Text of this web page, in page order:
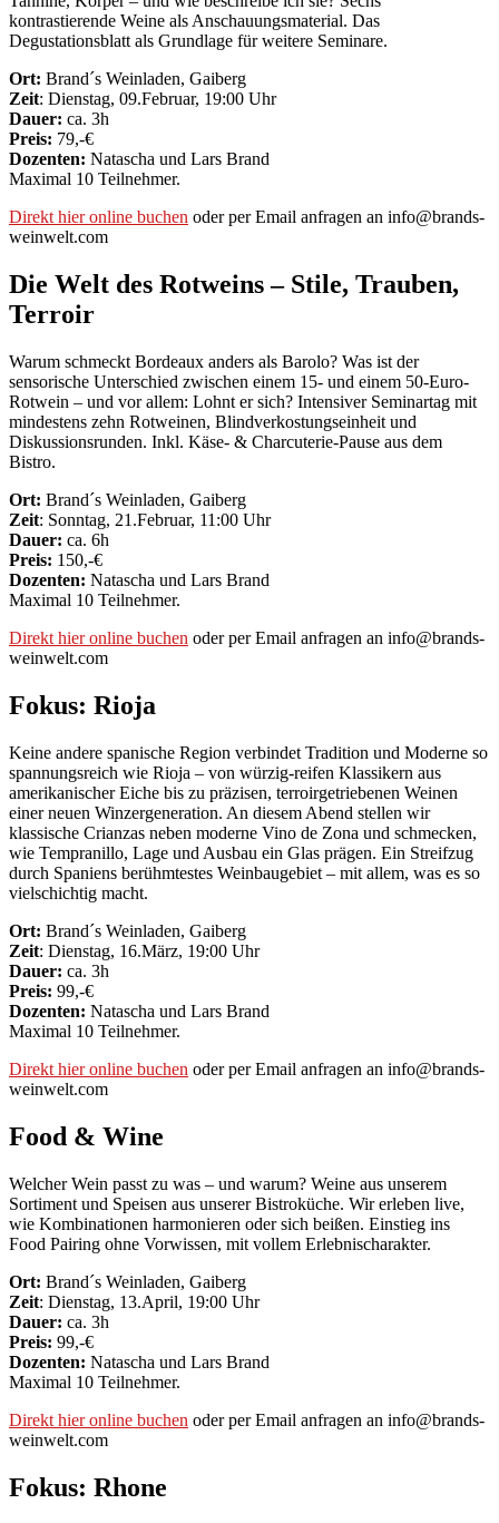
kontrastierende Weine als Anschauungsmaterial. Das
Degustationsblatt als Grundlage für weitere Seminare.
Ort: Brand´s Weinladen, Gaiberg
Zeit: Dienstag, 09.Februar, 19:00 Uhr
Dauer: ca. 3h
Preis: 79,-€
Dozenten: Natascha und Lars Brand
Maximal 10 Teilnehmer.
Direkt hier online buchen oder per Email anfragen an info@brands-
weinwelt.com
Die Welt des Rotweins – Stile, Trauben,
Terroir
Warum schmeckt Bordeaux anders als Barolo? Was ist der
sensorische Unterschied zwischen einem 15- und einem 50-Euro-
Rotwein – und vor allem: Lohnt er sich? Intensiver Seminartag mit
mindestens zehn Rotweinen, Blindverkostungseinheit und
Diskussionsrunden. Inkl. Käse- & Charcuterie-Pause aus dem
Bistro.
Ort: Brand´s Weinladen, Gaiberg
Zeit: Sonntag, 21.Februar, 11:00 Uhr
Dauer: ca. 6h
Preis: 150,-€
Dozenten: Natascha und Lars Brand
Maximal 10 Teilnehmer.
Direkt hier online buchen oder per Email anfragen an info@brands-
weinwelt.com
Fokus: Rioja
Keine andere spanische Region verbindet Tradition und Moderne so
spannungsreich wie Rioja – von würzig-reifen Klassikern aus
amerikanischer Eiche bis zu präzisen, terroirgetriebenen Weinen
einer neuen Winzergeneration. An diesem Abend stellen wir
klassische Crianzas neben moderne Vino de Zona und schmecken,
wie Tempranillo, Lage und Ausbau ein Glas prägen. Ein Streifzug
durch Spaniens berühmtestes Weinbaugebiet – mit allem, was es so
vielschichtig macht.
Ort: Brand´s Weinladen, Gaiberg
Zeit: Dienstag, 16.März, 19:00 Uhr
Dauer: ca. 3h
Preis: 99,-€
Dozenten: Natascha und Lars Brand
Maximal 10 Teilnehmer.
Direkt hier online buchen oder per Email anfragen an info@brands-
weinwelt.com
Food & Wine
Welcher Wein passt zu was – und warum? Weine aus unserem
Sortiment und Speisen aus unserer Bistroküche. Wir erleben live,
wie Kombinationen harmonieren oder sich beißen. Einstieg ins
Food Pairing ohne Vorwissen, mit vollem Erlebnischarakter.
Ort: Brand´s Weinladen, Gaiberg
Zeit: Dienstag, 13.April, 19:00 Uhr
Dauer: ca. 3h
Preis: 99,-€
Dozenten: Natascha und Lars Brand
Maximal 10 Teilnehmer.
Direkt hier online buchen oder per Email anfragen an info@brands-
weinwelt.com
Fokus: Rhone